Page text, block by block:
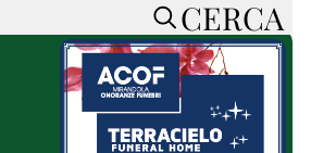
CERCA
ACCEDI o REGISTRATI